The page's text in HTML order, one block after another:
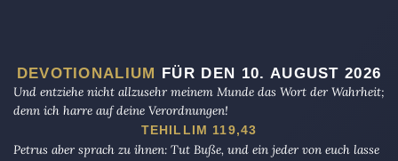
DEVOTIONALIUM FÜR DEN 10. AUGUST 2026
Und entziehe nicht allzusehr meinem Munde das Wort der Wahrheit;
denn ich harre auf deine Verordnungen!
TEHILLIM 119,43
Petrus aber sprach zu ihnen: Tut Buße, und ein jeder von euch lasse